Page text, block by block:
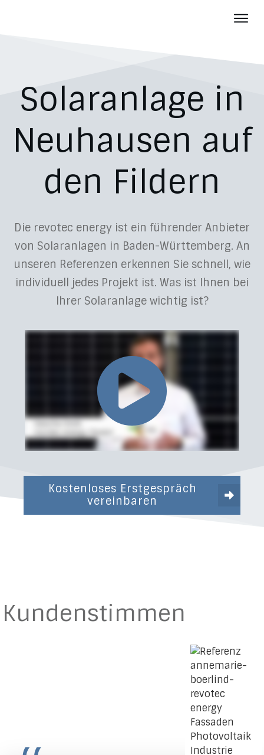
Solaranlage in
Neuhausen auf
den Fildern
Die revotec energy ist ein führender Anbieter
von Solaranlagen in Baden-Württemberg. An
unseren Referenzen erkennen Sie schnell, wie
individuell jedes Projekt ist. Was ist Ihnen bei
Ihrer Solaranlage wichtig ist?
Kostenloses Erstgespräch
vereinbaren
Kundenstimmen